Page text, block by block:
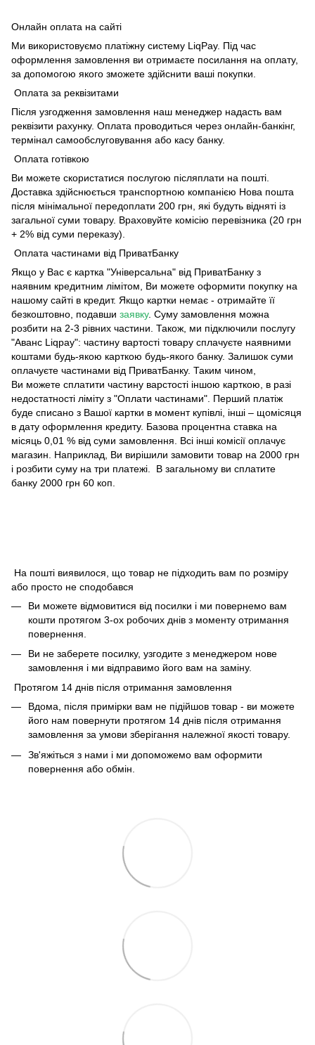
Онлайн оплата на сайті
Ми використовуємо платіжну систему LiqPay. Під час
оформлення замовлення ви отримаєте посилання на оплату,
за допомогою якого зможете здійснити ваші покупки.
Оплата за реквізитами
Після узгодження замовлення наш менеджер надасть вам
реквізити рахунку. Оплата проводиться через онлайн-банкінг,
термінал самообслуговування або касу банку.
Оплата готівкою
Ви можете скористатися послугою післяплати на пошті.
Доставка здійснюється транспортною компанією Нова пошта
після мінімальної передоплати 200 грн, які будуть відняті із
загальної суми товару. Враховуйте комісію перевізника (20 грн
+ 2% від суми переказу).
Оплата частинами від ПриватБанку
Якщо у Вас є картка "Універсальна" від ПриватБанку з
наявним кредитним лімітом, Ви можете оформити покупку на
нашому сайті в кредит. Якщо картки немає - отримайте її
безкоштовно, подавши заявку. Суму замовлення можна
розбити на 2-3 рівних частини. Також, ми підключили послугу
"Аванс Liqpay": частину вартості товару сплачуєте наявними
коштами будь-якою карткою будь-якого банку. Залишок суми
оплачуєте частинами від ПриватБанку. Таким чином,
Ви можете сплатити частину варстості іншою карткою, в разі
недостатності ліміту з "Оплати частинами". Перший платіж
буде списано з Вашої картки в момент купівлі, інші – щомісяця
в дату оформлення кредиту. Базова процентна ставка на
місяць 0,01 % від суми замовлення. Всі інші комісії оплачує
магазин. Наприклад, Ви вирішили замовити товар на 2000 грн
і розбити суму на три платежі. В загальному ви сплатите
банку 2000 грн 60 коп.
На пошті виявилося, що товар не підходить вам по розміру
або просто не сподобався
Ви можете відмовитися від посилки і ми повернемо вам
кошти протягом 3-ох робочих днів з моменту отримання
повернення.
Ви не заберете посилку, узгодите з менеджером нове
замовлення і ми відправимо його вам на заміну.
Протягом 14 днів після отримання замовлення
Вдома, після примірки вам не підійшов товар - ви можете
його нам повернути протягом 14 днів після отримання
замовлення за умови зберігання належної якості товару.
Зв'яжіться з нами і ми допоможемо вам оформити
повернення або обмін.